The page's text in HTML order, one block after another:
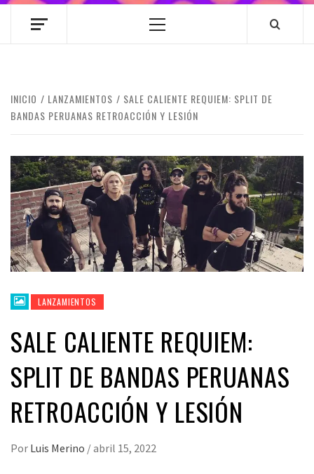
Menú
INICIO LANZAMIENTOS
SALE CALIENTE REQUIEM: SPLIT DE
BANDAS PERUANAS RETROACCIÓN Y LESIÓN
LANZAMIENTOS
SALE CALIENTE REQUIEM:
SPLIT DE BANDAS PERUANAS
RETROACCIÓN Y LESIÓN
Por Luis Merino /abril 15, 2022